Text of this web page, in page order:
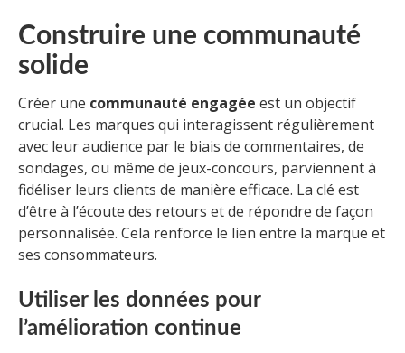
Construire une communauté
solide
Créer une communauté engagée est un objectif
crucial. Les marques qui interagissent régulièrement
avec leur audience par le biais de commentaires, de
sondages, ou même de jeux-concours, parviennent à
fidéliser leurs clients de manière efficace. La clé est
d’être à l’écoute des retours et de répondre de façon
personnalisée. Cela renforce le lien entre la marque et
ses consommateurs.
Utiliser les données pour
l’amélioration continue